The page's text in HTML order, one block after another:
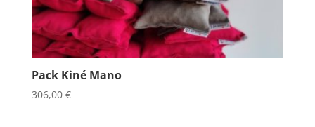
Pack Kiné Mano
306,00 €